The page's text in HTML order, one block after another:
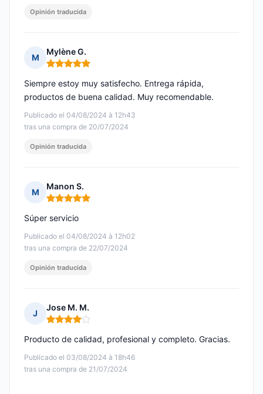
Opinión traducida
M
Mylène G.
Nota: 5 de 5
Publicado el 04/08/2024 à 12h43
tras una compra de 20/07/2024
Siempre estoy muy satisfecho. Entrega rápida,
productos de buena calidad. Muy recomendable.
Opinión traducida
M
Manon S.
Nota: 5 de 5
Publicado el 04/08/2024 à 12h02
tras una compra de 22/07/2024
Súper servicio
Opinión traducida
J
Jose M. M.
Nota: 4 de 5
Publicado el 03/08/2024 à 18h46
tras una compra de 21/07/2024
Producto de calidad, profesional y completo. Gracias.